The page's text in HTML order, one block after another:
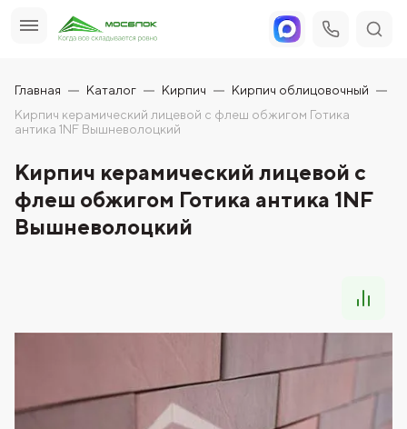
Главная Каталог Кирпич
Кирпич облицовочный
Кирпич керамический лицевой с флеш обжигом Готика
антика 1NF Вышневолоцкий
Кирпич керамический лицевой с
флеш обжигом Готика антика 1NF
Вышневолоцкий